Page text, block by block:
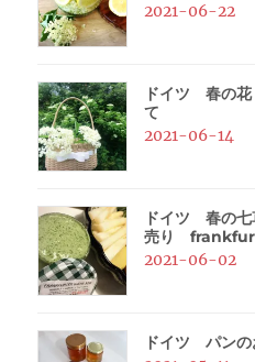
2021-06-22
ドイツ 春の
て
2021-06-14
ドイツ 春の
売り
2021-06-02
ドイツ パンの